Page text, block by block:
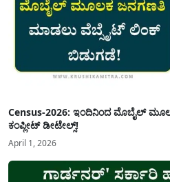
Census-2026: ಇಂದಿನಿಂದ ಮೊಬೈಲ್
ಕಂಪ್ಲೀಟ್ ಡೀಟೇಲ್ಸ್!
April 1, 2026